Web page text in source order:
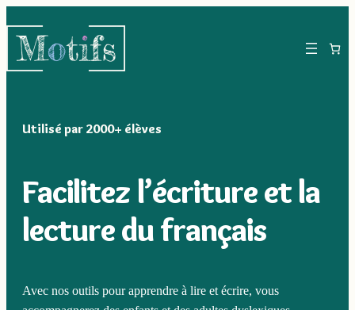
Utilisé par 2000+ élèves
Facilitez l’écriture et la
lecture du français
Avec nos outils pour apprendre à lire et écrire, vous